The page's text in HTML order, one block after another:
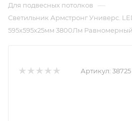
Для подвесных потолков —
Светильник Армстронг Универс.
595х595х25мм 3800Лм
Артикул: 38725